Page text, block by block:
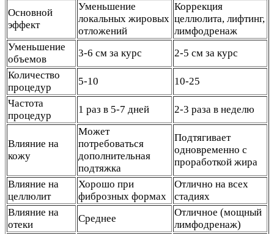
Основной
эффект
Уменьшение
локальных жировых
отложений
Коррекция
целлюлита, лифтинг,
лимфодренаж
Уменьшение
объемов
3-6 см за курс
2-5 см за курс
Количество
процедур
5-10
10-25
Частота
процедур
1 раз в 5-7 дней 2-3 раза в неделю
Влияние на
кожу
Может
потребоваться
дополнительная
подтяжка
Подтягивает
одновременно с
проработкой жира
Влияние на
целлюлит
Хорошо при
фиброзных формах
Отлично на всех
стадиях
Влияние на
отеки
Среднее
Отличное (мощный
лимфодренаж)